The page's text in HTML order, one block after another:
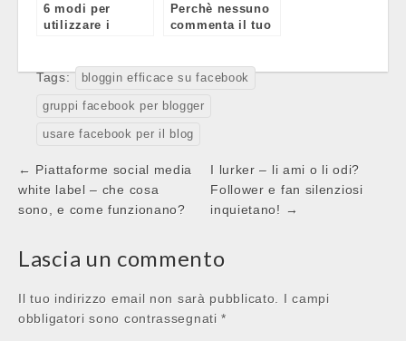
6 modi per
utilizzare i
Perchè nessuno
commenta il tuo
Tags: bloggin efficace su facebook
gruppi facebook per blogger
usare facebook per il blog
Post
navigation
← Piattaforme social media
white label – che cosa
sono, e come funzionano?
I lurker – li ami o li odi?
Follower e fan silenziosi
inquietano! →
Lascia un commento
Il tuo indirizzo email non sarà pubblicato.
I campi
obbligatori sono contrassegnati*